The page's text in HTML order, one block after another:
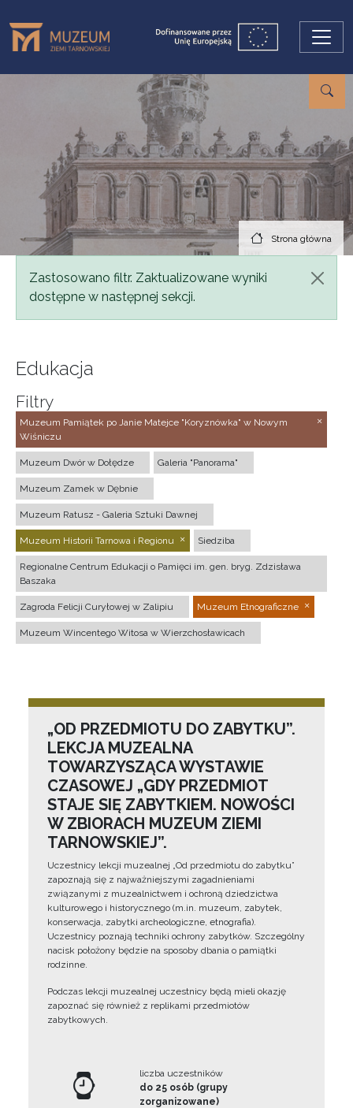
Strona główna
Komunikat
Zastosowano filtr. Zaktualizowane wyniki
dostępne w następnej sekcji.
Edukacja
Filtry
Muzeum Pamiątek po Janie Matejce "Koryznówka" w Nowym
Wiśniczu
Muzeum Dwór w Dołędze Galeria "Panorama"
Muzeum Zamek w Dębnie
Muzeum Ratusz - Galeria Sztuki Dawnej
Muzeum Historii Tarnowa i Regionu Siedziba
Regionalne Centrum Edukacji o Pamięci im. gen. bryg. Zdzisława
Baszaka
Zagroda Felicji Curyłowej w Zalipiu Muzeum Etnograficzne
Muzeum Wincentego Witosa w Wierzchosławicach
„OD PRZEDMIOTU DO ZABYTKU”.
LEKCJA MUZEALNA
TOWARZYSZĄCA WYSTAWIE
CZASOWEJ „GDY PRZEDMIOT
STAJE SIĘ ZABYTKIEM. NOWOŚCI
W ZBIORACH MUZEUM ZIEMI
TARNOWSKIEJ”.
Uczestnicy lekcji muzealnej „Od przedmiotu do zabytku”
zapoznają się z najważniejszymi zagadnieniami
związanymi z muzealnictwem i ochroną dziedzictwa
kulturowego i historycznego (m.in. muzeum, zabytek,
konserwacja, zabytki archeologiczne, etnografia).
Uczestnicy poznają techniki ochrony zabytków. Szczególny
nacisk położony będzie na sposoby dbania o pamiątki
rodzinne.
Podczas lekcji muzealnej uczestnicy będą mieli okazję
zapoznać się również z replikami przedmiotów
zabytkowych.
liczba uczestników
do 25 osób (grupy
zorganizowane)